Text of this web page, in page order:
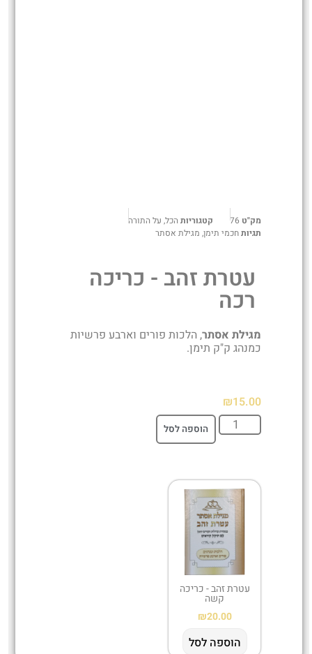
מק"ט 76 קטגוריות הכל, על התורה
תגיותחכמי תימן, מגילת אסתר
עטרת זהב - כריכה
רכה
מגילת אסתר, הלכות פורים וארבע פרשיות
כמנהג ק"ק תימן.
₪15.00
עטרת זהב - כריכה
קשה
₪20.00
הוספה לסל
הוספה לסל